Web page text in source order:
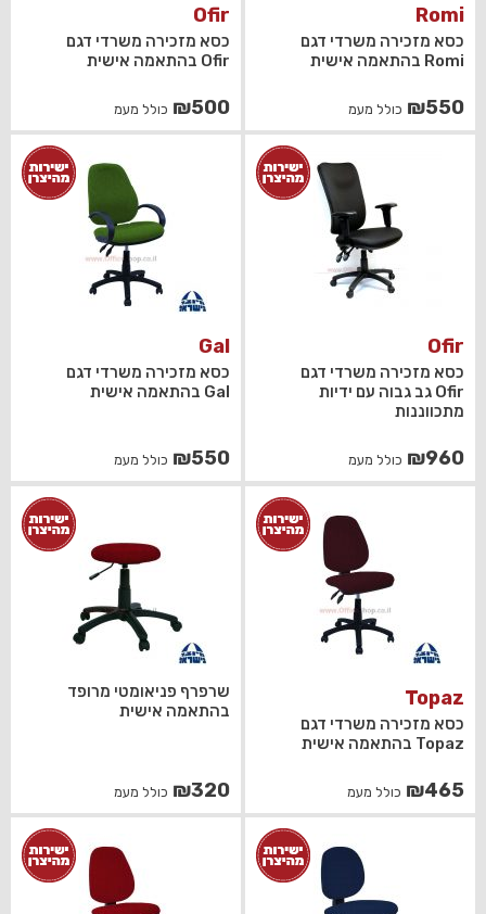
Romi
כסא מזכירה משרדי דגם
Romi בהתאמה אישית
₪550 כולל מעמ
Ofir
כסא מזכירה משרדי דגם
Ofir בהתאמה אישית
₪500 כולל מעמ
Ofir
כסא מזכירה משרדי דגם
Ofir גב גבוה עם ידיות
מתכווננות
₪960 כולל מעמ
Gal
כסא מזכירה משרדי דגם
Gal בהתאמה אישית
₪550 כולל מעמ
Topaz
כסא מזכירה משרדי דגם
Topaz בהתאמה אישית
₪465 כולל מעמ
שרפרף פניאומטי מרופד
בהתאמה אישית
₪320 כולל מעמ